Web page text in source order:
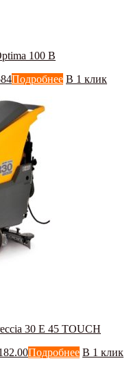
100 B
Подробнее В 1 клик
30 E 45 TOUCH
Подробнее В 1 клик